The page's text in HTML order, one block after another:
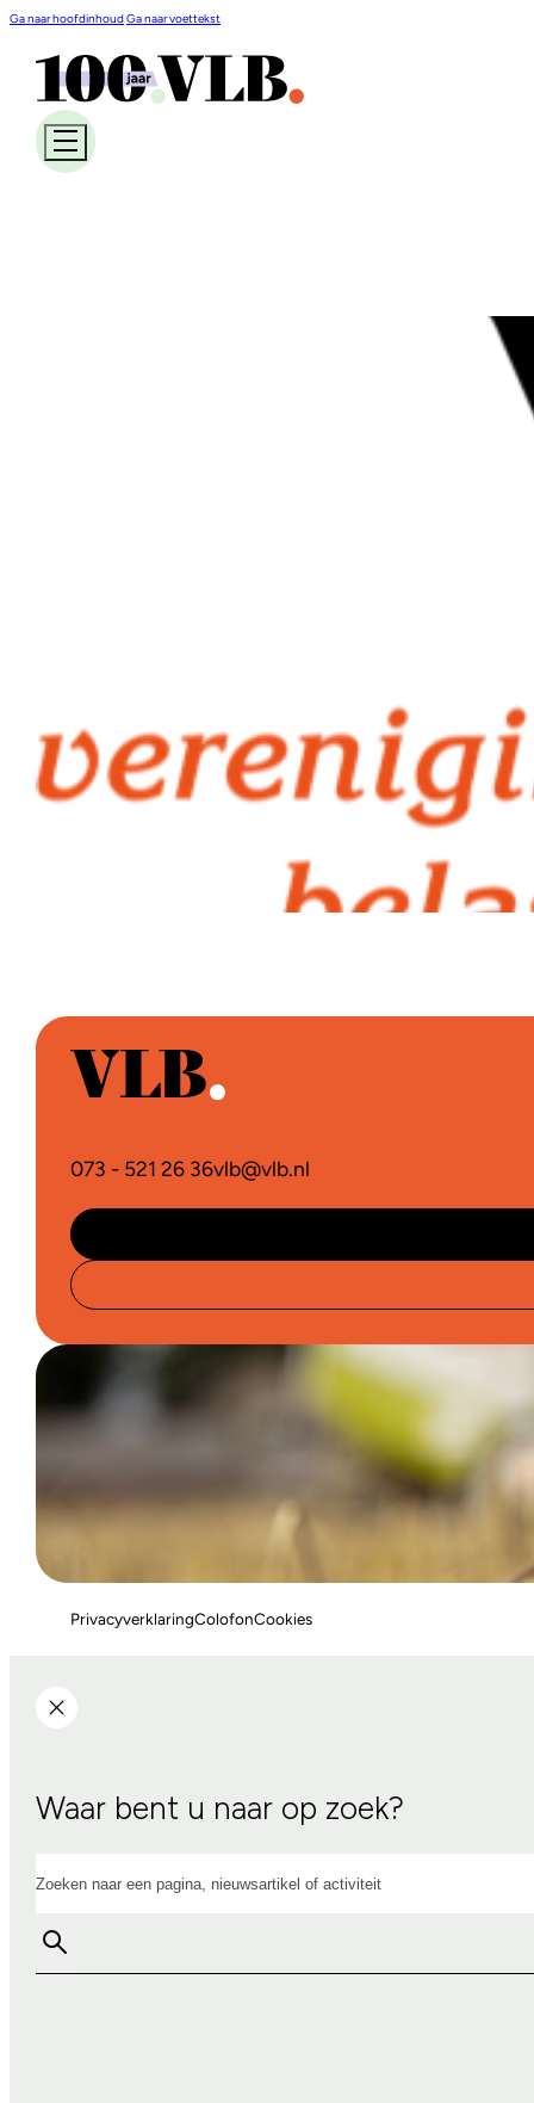
Ga naar hoofdinhoudGa naar voettekst
073 - 521 26 36vlb@vlb.nl
PrivacyverklaringColofonCookies
Waar bent u naar op zoek?